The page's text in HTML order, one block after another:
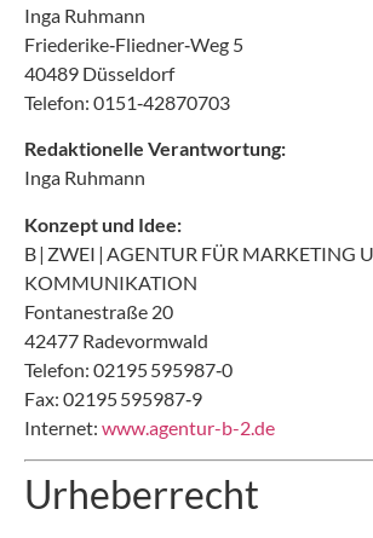
Inga Ruhmann
Friederike‑Fliedner‑Weg 5
40489 Düsseldorf
Telefon: 0151‑42870703
Redaktionelle Verantwortung:
Inga Ruhmann
Konzept und Idee:
B | ZWEI | AGENTUR FÜR MARKETING
KOMMUNIKATION
Fontanestraße 20
42477 Radevormwald
Telefon: 02195 595987‑0
Fax: 02195 595987‑9
Internet: www.agentur-b-2.de
Urheberrecht